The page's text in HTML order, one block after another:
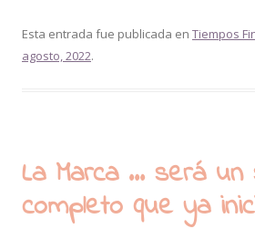
Esta entrada fue publicada en Tiempos
agosto, 2022.
La Marca … será
completo que ya